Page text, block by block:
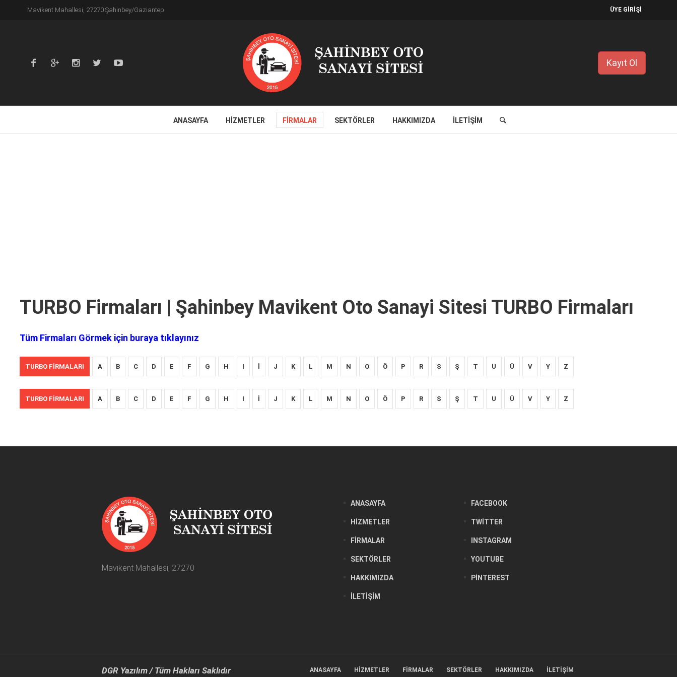
ÜYE GİRİŞİ
Mavikent Mahallesi, 27270 Şahinbey/Gaziantep
Kayıt Ol
ANASAYFA HIZMETLER FIRMALAR SEKTÖRLER HAKKIMIZDA İLETIŞIM
TURBO Firmaları | Şahinbey Mavikent Oto Sanayi Sitesi TURBO Firmaları
Tüm Firmaları Görmek için buraya tıklayınız
TURBO FIRMALARI A B C D E F G H I İ J K L M N O Ö P R S Ş T U Ü V Y Z
TURBO FIRMALARI A B C D E F G H I İ J K L M N O Ö P R S Ş T U Ü V Y Z
Mavikent Mahallesi, 27270
ANASAYFA
HIZMETLER
FIRMALAR
SEKTÖRLER
HAKKIMIZDA
İLETIŞIM
FACEBOOK
TWITTER
INSTAGRAM
YOUTUBE
PINTEREST
ANASAYFA HIZMETLER FIRMALAR SEKTÖRLER HAKKIMIZDA İLETIŞIM
DGR Yazılım / Tüm Hakları Saklıdır